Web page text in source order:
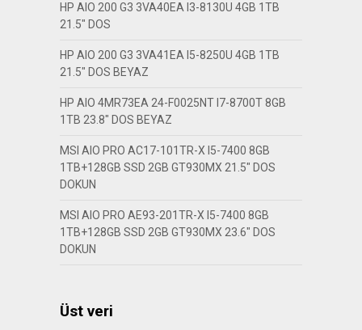
HP AIO 200 G3 3VA40EA I3-8130U 4GB 1TB
21.5″ DOS
HP AIO 200 G3 3VA41EA I5-8250U 4GB 1TB
21.5″ DOS BEYAZ
HP AIO 4MR73EA 24-F0025NT I7-8700T 8GB
1TB 23.8″ DOS BEYAZ
MSI AIO PRO AC17-101TR-X I5-7400 8GB
1TB+128GB SSD 2GB GT930MX 21.5″ DOS
DOKUN
MSI AIO PRO AE93-201TR-X I5-7400 8GB
1TB+128GB SSD 2GB GT930MX 23.6″ DOS
DOKUN
Üst veri